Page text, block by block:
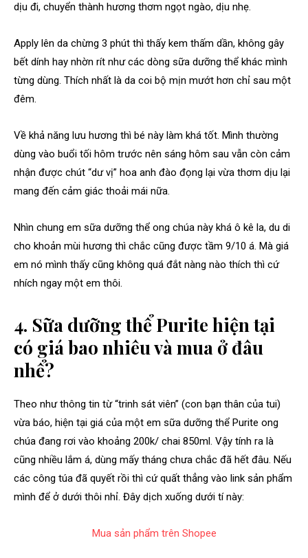
dịu đi, chuyển thành hương thơm ngọt ngào, dịu nhẹ.
Apply lên da chừng 3 phút thì thấy kem thấm dần, không gây
bết dính hay nhờn rít như các dòng sữa dưỡng thể khác mình
từng dùng. Thích nhất là da coi bộ mịn mướt hơn chỉ sau một
đêm.
Về khả năng lưu hương thì bé này làm khá tốt. Mình thường
dùng vào buổi tối hôm trước nên sáng hôm sau vẫn còn cảm
nhận được chút “dư vị” hoa anh đào đọng lại vừa thơm dịu lại
mang đến cảm giác thoải mái nữa.
Nhìn chung em sữa dưỡng thể ong chúa này khá ô kê la, du di
cho khoản mùi hương thì chắc cũng được tầm 9/10 á. Mà giá
em nó mình thấy cũng không quá đắt nàng nào thích thì cứ
nhích ngay một em thôi.
4. Sữa dưỡng thể Purite hiện tại
có giá bao nhiêu và mua ở đâu
nhể?
Theo như thông tin từ “trinh sát viên” (con bạn thân của tui)
vừa báo, hiện tại giá của một em sữa dưỡng thể Purite ong
chúa đang rơi vào khoảng 200k/ chai 850ml. Vậy tính ra là
cũng nhiều lắm á, dùng mấy tháng chưa chắc đã hết đâu. Nếu
các công túa đã quyết rồi thì cứ quất thẳng vào link sản phẩm
mình để ở dưới thôi nhỉ. Đây dịch xuống dưới tí này:
Mua sản phẩm trên Shopee